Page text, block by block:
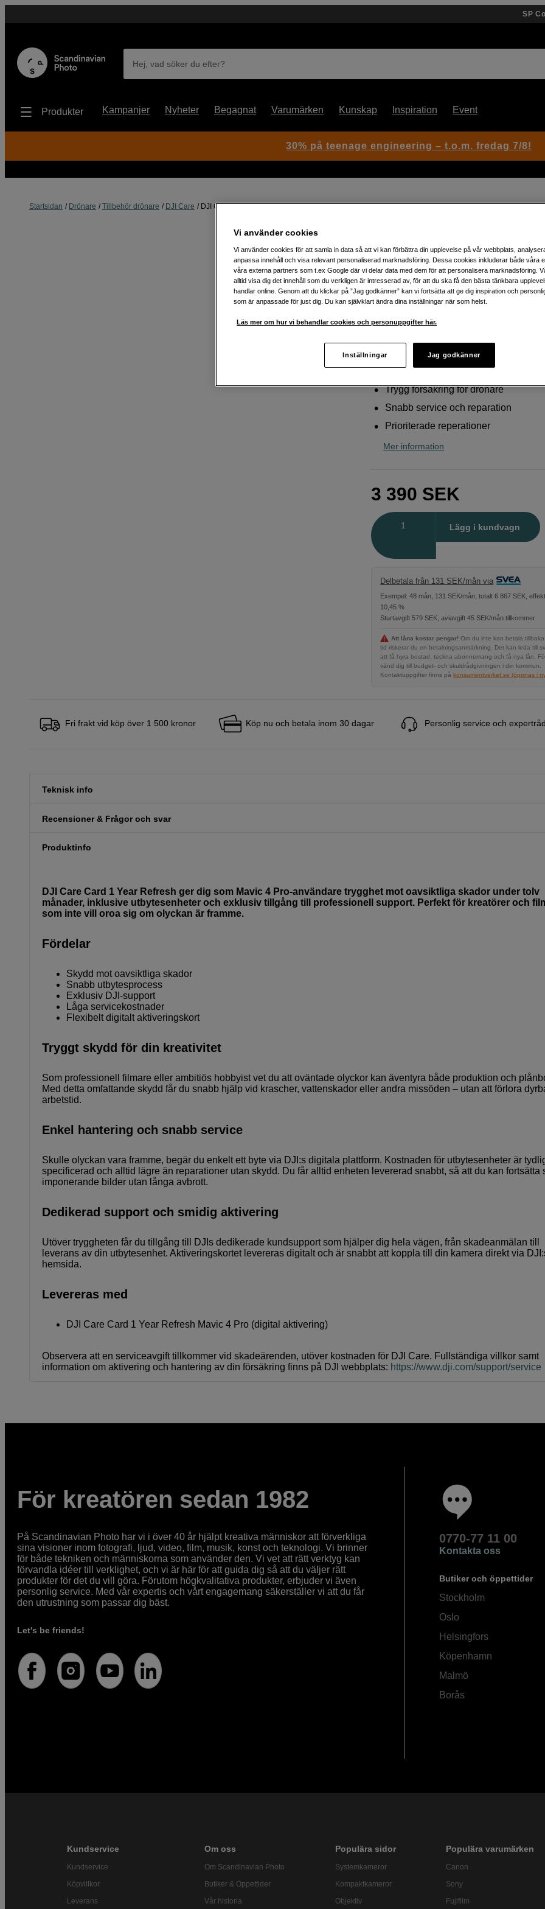
SP
Hej, vad söker du efter?
Produkter Kampanjer Nyheter Begagnat Varumärken Kunskap Inspiration Event
Startsidan Drönare Tillbehör drönare DJI Care DJI Care Card 1 Year Refresh Mavic 4 Pro
Artikelnummer: 1103332
DJI Care Card 1 Year Refresh Mavic 4 Pro
Trygg drönarförsäkring 1 år
Mavic 4 Pro
Butikslager
Visa butik
Trygg försäkring för drönare
Snabb service och reparation
Prioriterade reperationer
Mer information
3 390 SEK
Lägg i kundvagn
Delbetala från 131 SEK/mån via
Exempel: 48 mån, 131 SEK/mån, totalt 6 867 SEK,
10,45 %
Startavgift 579 SEK, aviavgift 45 SEK/mån tillkommer
Att låna kostar pengar! Om du inte kan betala
tid riskerar du en betalningsanmärkning. Det kan leda till
att få hyra bostad, teckna abonnemang och få nya lån.
vänd dig till budget- och skuldrådgivningen i din kommun.
Kontaktuppgifter finns på konsumentverket.se (öppnas i
Fri frakt vid köp över 1 500 kronor Köp nu och betala inom 30 dagar Personlig service och
Teknisk info
Recensioner & Frågor och svar
Produktinfo
DJI Care Card 1 Year Refresh ger dig som Mavic 4 Pro-användare trygghet mot oavsiktliga skador under tolv
månader, inklusive utbytesenheter och exklusiv tillgång till professionell support. Perfekt för kreatörer och
som inte vill oroa sig om olyckan är framme.
Fördelar
Skydd mot oavsiktliga skador
Snabb utbytesprocess
Exklusiv DJI-support
Låga servicekostnader
Flexibelt digitalt aktiveringskort
Tryggt skydd för din kreativitet
Som professionell filmare eller ambitiös hobbyist vet du att oväntade olyckor kan äventyra både produktion och
Med detta omfattande skydd får du snabb hjälp vid krascher, vattenskador eller andra missöden – utan att förlora
arbetstid.
Enkel hantering och snabb service
Skulle olyckan vara framme, begär du enkelt ett byte via DJI:s digitala plattform. Kostnaden för utbytesenheter är
specificerad och alltid lägre än reparationer utan skydd. Du får alltid enheten levererad snabbt, så att du kan fortsätta
imponerande bilder utan långa avbrott.
Dedikerad support och smidig aktivering
Utöver tryggheten får du tillgång till DJIs dedikerade kundsupport som hjälper dig hela vägen, från skadeanmälan till
leverans av din utbytesenhet. Aktiveringskortet levereras digitalt och är snabbt att koppla till din kamera direkt via
hemsida.
Levereras med
DJI Care Card 1 Year Refresh Mavic 4 Pro (digital aktivering)
Observera att en serviceavgift tillkommer vid skadeärenden, utöver kostnaden för DJI Care. Fullständiga villkor samt
information om aktivering och hantering av din försäkring finns på DJI webbplats: https://www.dji.com/support/service
För kreatören sedan 1982
På Scandinavian Photo har vi i över 40 år hjälpt kreativa människor att förverkliga
sina visioner inom fotografi, ljud, video, film, musik, konst och teknologi. Vi brinner
för både tekniken och människorna som använder den. Vi vet att rätt verktyg kan
förvandla idéer till verklighet, och vi är här för att guida dig så att du väljer rätt
produkter för det du vill göra. Förutom högkvalitativa produkter, erbjuder vi även
personlig service. Med vår expertis och vårt engagemang säkerställer vi att du får
den utrustning som passar dig bäst.
Let's be friends!
0770-77 11 00
Kontakta oss
Butiker och öppettider
Stockholm
Oslo
Helsingfors
Köpenhamn
Malmö
Borås
Kundservice
Kundservice
Köpvillkor
Leverans
Om oss
Om Scandinavian Photo
Butiker & Öppettider
Vår historia
Populära sidor
Systemkameror
Kompaktkameror
Objektiv
Populära varumärken
Canon
Sony
Fujifilm
30% på teenage engineering – t.o.m. fredag 7/8!
Vi använder cookies
Vi använder cookies för att samla in data så att vi kan förbättra din upplevelse på vår webbplats,
anpassa innehåll och visa relevant personaliserad marknadsföring. Dessa cookies inkluderar både våra
våra externa partners som t.ex Google där vi delar data med dem för att personalisera marknadsföring.
alltid visa dig det innehåll som du verkligen är intresserad av, för att du ska få den bästa tänkbara
handlar online. Genom att du klickar på ”Jag godkänner” kan vi fortsätta att ge dig inspiration och
som är anpassade för just dig. Du kan självklart ändra dina inställningar när som helst.
Läs mer om hur vi behandlar cookies och personuppgifter här.
Inställningar Jag godkänner